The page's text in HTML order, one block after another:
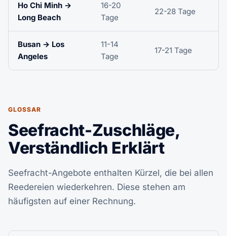
Ho Chi Minh →
Long Beach
16-20
Tage
22-28 Tage
Busan → Los
Angeles
11-14
Tage
17-21 Tage
GLOSSAR
Seefracht-Zuschläge,
Verständlich Erklärt
Seefracht-Angebote enthalten Kürzel, die bei allen
Reedereien wiederkehren. Diese stehen am
häufigsten auf einer Rechnung.